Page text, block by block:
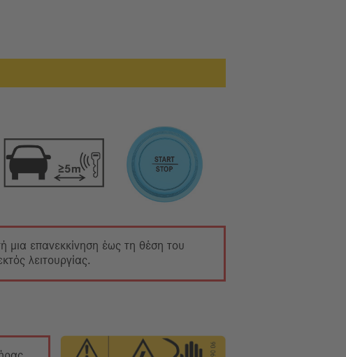
μια επανεκκίνηση έως τη θέση του
λειτουργίας.